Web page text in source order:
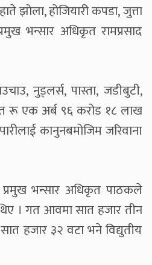
झोला, होजियारी कपडा, जुत्ता
भन्सार अधिकृत रामप्रसाद
नुड्लर्स, पास्ता, जडीबुटी,
रू एक अर्ब ९६ करोड १८ लाख
कानुनबमोजिम जरिवाना
भन्सार अधिकृत पाठकले
। गत आवमा सात हजार तीन
हजार ३२ वटा भने विद्युतीय